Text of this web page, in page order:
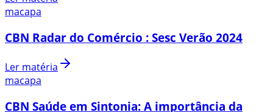
macapa
CBN Radar do Comércio : Sesc Verão 2024
Ler matéria
macapa
CBN Saúde em Sintonia: A importância da